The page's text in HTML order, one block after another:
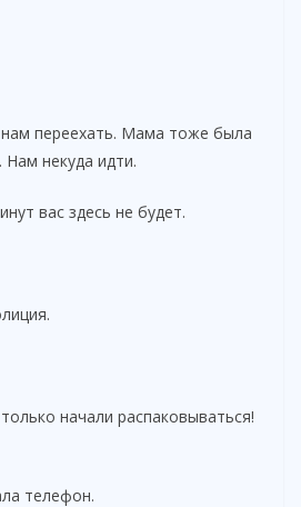
переехать. Мама тоже была
Нам некуда идти.
вас здесь не будет.
начали распаковываться!
телефон.